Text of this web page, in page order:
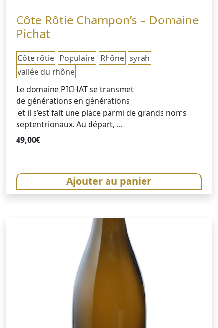
Côte Rôtie Champon’s – Domaine
Pichat
Côte rôtie Populaire Rhône syrah
vallée du rhône
Le domaine PICHAT se transmet
de générations en générations
et il s’est fait une place parmi de grands noms
septentrionaux. Au départ, ...
49,00€
Ajouter au panier